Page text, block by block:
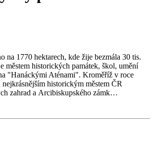
na 1770 hektarech, kde žije bezmála 30 tis.
městem historických památek, škol, umění
"Hanáckými Aténami". Kroměříž v roce
historickým městem ČR
zahrad a Arcibiskupského zámk…